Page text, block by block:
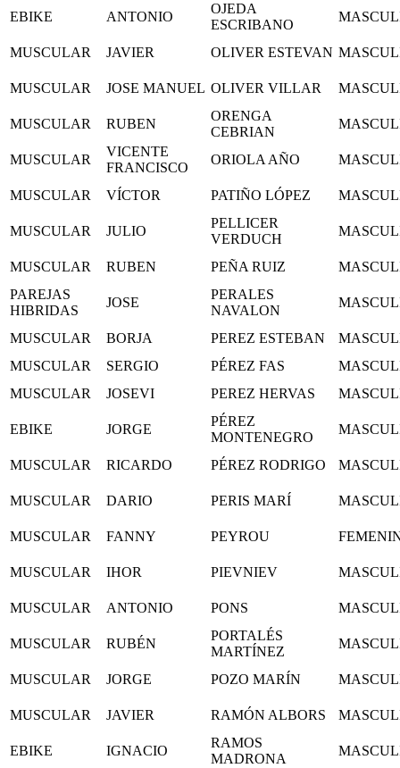
EBIKE ANTONIO
OJEDA
ESCRIBANO
MUSCULAR JAVIER OLIVER ESTEVAN
MUSCULAR JOSE MANUEL OLIVER VILLAR
MUSCULAR RUBEN
ORENGA
CEBRIAN
MUSCULAR
VICENTE
FRANCISCO
ORIOLA AÑO
MUSCULAR VÍCTOR PATIÑO LÓPEZ
MUSCULAR JULIO
PELLICER
VERDUCH
MUSCULAR RUBEN PEÑA RUIZ
PAREJAS
HIBRIDAS
JOSE
PERALES
NAVALON
MUSCULAR BORJA PEREZ ESTEBAN
MUSCULAR
SERGIO PÉREZ FAS
MUSCULAR
JOSEVI PEREZ HERVAS
EBIKE JORGE
PÉREZ
MONTENEGRO
MUSCULAR RICARDO PÉREZ RODRIGO
MUSCULAR DARIO PERIS MARÍ
MUSCULAR FANNY PEYROU
MUSCULAR IHOR PIEVNIEV
MUSCULAR ANTONIO PONS
MUSCULAR RUBÉN
PORTALÉS
MARTÍNEZ
MUSCULAR JORGE POZO MARÍN
MUSCULAR JAVIER RAMÓN ALBORS
EBIKE IGNACIO
RAMOS
MADRONA